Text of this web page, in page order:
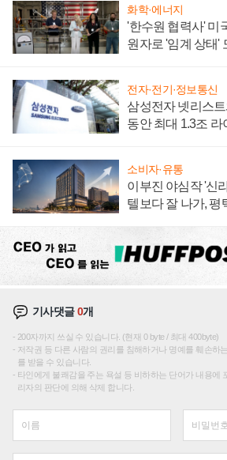
화학·에너지
'한수원 협력사' 미
원자로 '임계 상태'
전자·전기·정보통신
삼성전자 넷리스
동안 최대 1.3조
소비자·유통
이부진 야심작 '신
텔보다 잘 나가, 평
기사댓글0개
200자까지 쓰실 수 있습니다. (현재 0 byte / 최대 400byte)
저작권 등 다른 사람의 권리를 침해하거나 명예를 훼손하
를 받을 수 있습니다.
타인에게 불쾌감을 주는 욕설 등 비하하는 단어가 내용에
리자의 판단에 의해 삭제 합니다.